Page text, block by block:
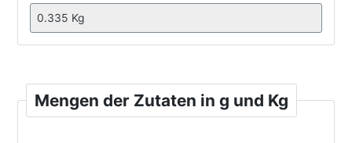
Mengen der Zutaten in g und Kg